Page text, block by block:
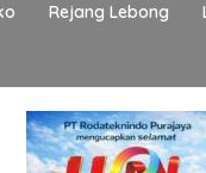
Rejang Lebong